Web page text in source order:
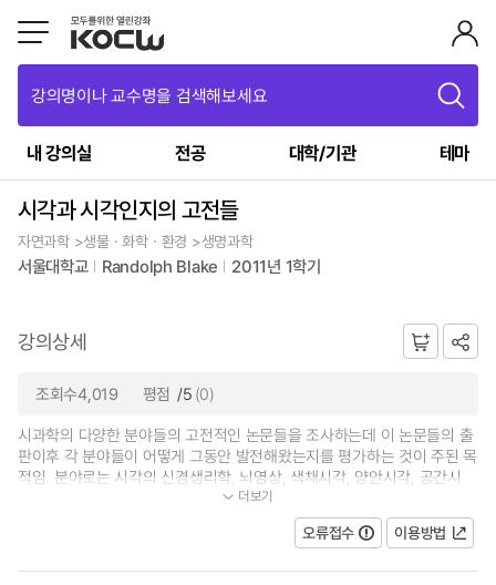
강의명이나 교수명을 검색해보세요
내 강의실 전공 대학/기관 테마
시각과 시각인지의 고전들
자연과학 >생물ㆍ화학ㆍ환경 >생명과학
서울대학교 Randolph Blake 2011년 1학기
강의상세
조회수4,019 평점 /5 (0)
시과학의 다양한 분야들의 고전적인 논문들을 조사하는데 이 논문들의 출
판이후 각 분야들이 어떻게 그동안 발전해왔는지를 평가하는 것이 주된 목
적임. 분야로는 시각의 신경생리학, 뇌영상, 색채시각, 양안시각, 공간시
각, 운동지각, 주의, 시각기억, 시각...더보기
오류접수 이용방법